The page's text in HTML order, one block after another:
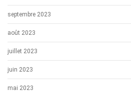
septembre 2023
août 2023
juillet 2023
juin 2023
mai 2023